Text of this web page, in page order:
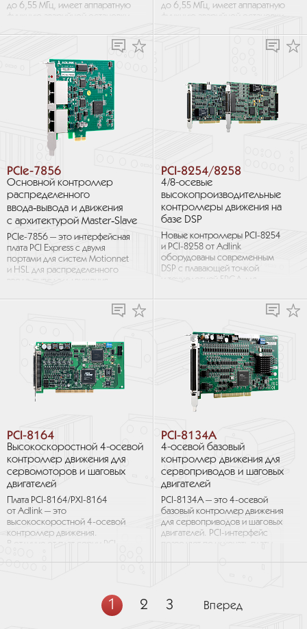
до 6,55 МГц, имеет аппаратную
переключения между
до 6,55 МГц, имеет аппаратную
переключения между
PCIe-7856
Основной контроллер
распределенного
ввода‑вывода и движения
с архитектурой Master‑Slave
PCIe-7856 — это интерфейсная
плата PCI Express с двумя
портами для систем Motionnet
и HSL для распределенного
PCI-8254/8258
4/8-осевые
высокопроизводительные
контроллеры движения на
базе DSP
Новые контроллеры PCI-8254
и PCI-8258 от Adlink
оборудованы современным
DSP с плавающей точкой
и технологией FPGA для
скорости
PCI-8164
Высокоскоростной 4-осевой
контроллер движения для
сервомоторов и шаговых
двигателей
Плата PCI-8164/PXI-8164
от Adlink — это
высокоскоростной 4-осевой
контроллер движения.
В отличие от плат серии PCI-
PCI-8134A
4-осевой базовый
контроллер движения для
сервоприводов и шаговых
двигателей
PCI-8134A — это 4-осевой
базовый контроллер движения
для сервоприводов и шаговых
двигателей. PCI-интерфейс
1 2 3 Вперед